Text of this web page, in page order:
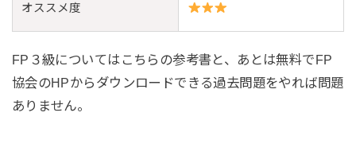
オススメ度
FP３級についてはこちらの参考書と、あとは無料でFP
協会のHPからダウンロードできる過去問題をやれば問題
ありません。